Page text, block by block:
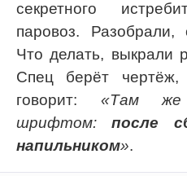
секретного
паровоз.
Что делать, выкрали
Спец берёт чертёж,
говорит: «Там же
шрифтом:после
напильником».